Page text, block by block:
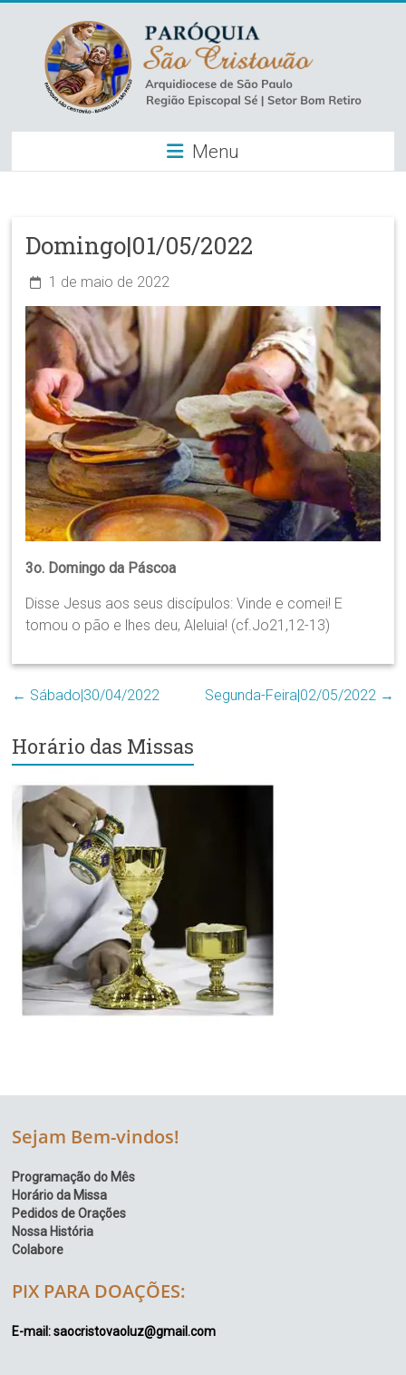
content
Paróquia
São
–
Luz
Arquidiocese
de
São
Paulo
Região
Episcopal
Sé
Setor
Bom
Retiro
Menu
Domingo|01/05/2022
1 de maio de 2022
3o. Domingo da Páscoa
Disse Jesus aos seus discípulos: Vinde e comei! E
tomou o pão e lhes deu, Aleluia! (cf.Jo21,12-13)
← Sábado|30/04/2022 Segunda-Feira|02/05/2022 →
Horário das Missas
Sejam Bem-vindos!
Programação do Mês
Horário da Missa
Pedidos de Orações
Nossa História
Colabore
PIX PARA DOAÇÕES:
E-mail: saocristovaoluz@gmail.com